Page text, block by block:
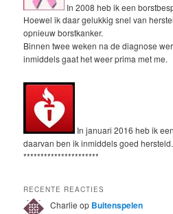
In 2008 heb ik een
Hoewel ik daar gelukkig snel van
opnieuw borstkanker.
Binnen twee weken na de diagnose
inmiddels gaat het weer prima met me.
In januari 2016 heb ik
daarvan ben ik inmiddels goed hersteld.
**********************
RECENTE REACTIES
Charlie op Buitenspelen